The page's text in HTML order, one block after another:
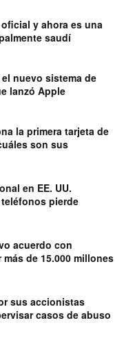
y ahora es una
saudí
nuevo sistema de
lanzó Apple
la primera tarjeta de
son sus
en EE. UU.
pierde
acuerdo con
de 15.000 millones
sus accionistas
casos de abuso